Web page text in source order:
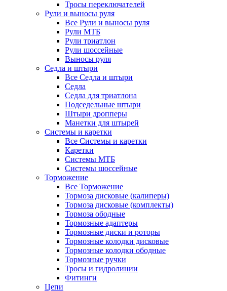
Тросы переключателей
Рули и выносы руля
Все Рули и выносы руля
Рули МТБ
Рули триатлон
Рули шоссейные
Выносы руля
Седла и штыри
Все Седла и штыри
Седла
Седла для триатлона
Подседельные штыри
Штыри дропперы
Манетки для штырей
Системы и каретки
Все Системы и каретки
Каретки
Системы МТБ
Системы шоссейные
Торможение
Все Торможение
Тормоза дисковые (калиперы)
Тормоза дисковые (комплекты)
Тормоза ободные
Тормозные адаптеры
Тормозные диски и роторы
Тормозные колодки дисковые
Тормозные колодки ободные
Тормозные ручки
Тросы и гидролинии
Фитинги
Цепи